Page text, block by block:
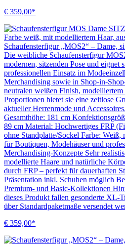
€ 359,00*
Schaufensterfigur „MOS2“ – Dame,
Die weibliche Schaufensterfigur
modernen, sitzenden Pose und eignet
professionellen Einsatz im
Merchandising sowie in Shop-in-
neutralen weißen Finish,
Proportionen bietet sie eine zeitlose
aktueller Herrenmode und
Gesamthöhe: 181 cm
89 cm Material: Hochwertiges FRP
ohne Standplatte/Sockel Farbe:
für Boutiquen, Modehäuser und
Merchandising-Konzepte Sehr
modellierte Haare und natürliche
durch FRP – perfekt für dauerhaften
Präsentation inkl. Schuhen möglich
Premium- und Basic-Kollektionen
dieses Produkt fallen gesonderte XL-
über Standardpaketmaße versendet
€ 359,00*